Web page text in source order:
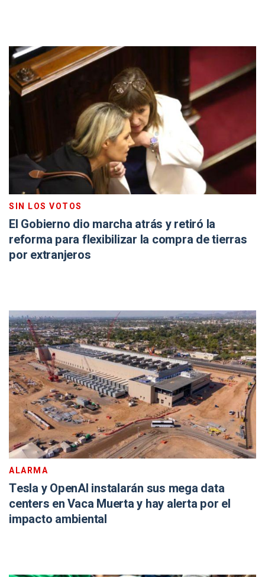
SIN LOS VOTOS
El Gobierno dio marcha atrás y retiró la
reforma para flexibilizar la compra de tierras
por extranjeros
ALARMA
Tesla y OpenAI instalarán sus mega data
centers en Vaca Muerta y hay alerta por el
impacto ambiental